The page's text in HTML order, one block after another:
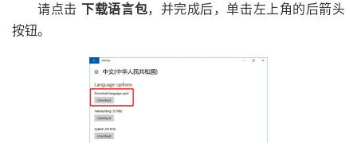
请点击下载语言包，并完成后，单击左上角的后箭头
按钮。